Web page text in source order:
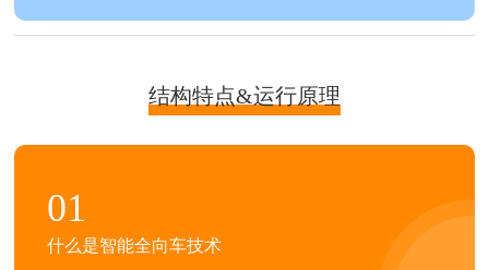
结构特点&运行原理
01
什么是智能全向车技术